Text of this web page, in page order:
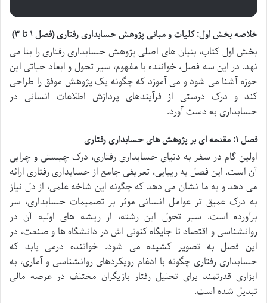
خلاصه بخش اول: کلیات و مبانی پژوهش حسابداری رفتاری (فصل ۱ تا ۳)
بخش اول کتاب، بنیان های اصلی پژوهش حسابداری رفتاری را بنا می
نهد. در این سه فصل، خواننده با مفهوم، سیر تحول و ابعاد حیاتی این
حوزه آشنا می شود و می آموزد که چگونه یک پژوهش موفق را طراحی
کند و درک درستی از فرآیندهای پردازش اطلاعات انسانی در
حسابداری به دست آورد.
فصل ۱: مقدمه ای بر پژوهش های حسابداری رفتاری
اولین گام در سفر به دنیای حسابداری رفتاری، درک چیستی و چرایی
آن است. این فصل به زیبایی، تعریفی جامع از حسابداری رفتاری ارائه
می دهد و به ما نشان می دهد که چگونه این شاخه علمی، از دل نیاز
به درک عمیق تر عوامل انسانی موثر بر تصمیمات حسابداری، سر
برآورده است. سیر تحول این رشته، از ریشه های اولیه آن در
روانشناسی و اقتصاد تا جایگاه کنونی اش در دانشگاه ها و صنعت، در
این فصل به تصویر کشیده می شود. خواننده درمی یابد که
حسابداری رفتاری چگونه با ادغام رویکردهای روانشناسی و آماری، به
ابزاری قدرتمند برای تحلیل رفتار بازیگران مختلف در عرصه مالی
تبدیل شده است.